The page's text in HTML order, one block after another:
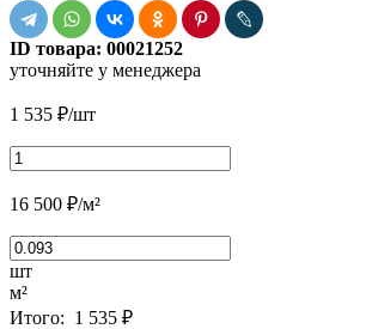
ID товара: 00021252
уточняйте у менеджера
1 535 ₽/шт
16 500 ₽/м²
шт
м²
Итого: 1 535 ₽